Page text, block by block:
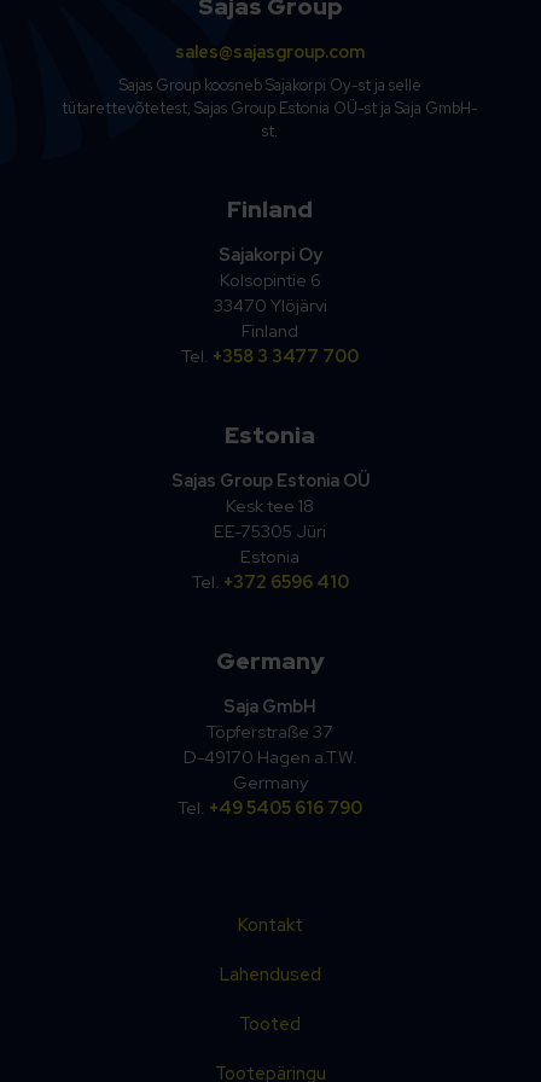
sales@sajasgroup.com
Sajas Group koosneb Sajakorpi Oy-st ja selle
tütarettevõtetest, Sajas Group Estonia OÜ-st ja Saja GmbH-
st.
Finland
Sajakorpi Oy
Kolsopintie 6
33470 Ylöjärvi
Finland
Tel. +358 3 3477 700
Estonia
Sajas Group Estonia OÜ
Kesk tee 18
EE-75305 Jüri
Estonia
Tel. +372 6596 410
Germany
Saja GmbH
Töpferstraße 37
D-49170 Hagen a.T.W.
Germany
Tel. +49 5405 616 790
Kontakt
Lahendused
Tooted
Tootepäringu